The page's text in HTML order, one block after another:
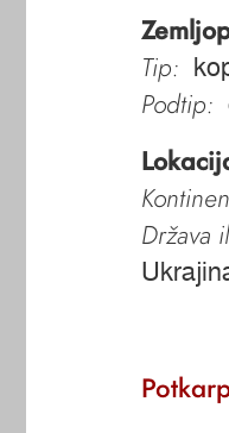
Tip:
Podtip:
Država